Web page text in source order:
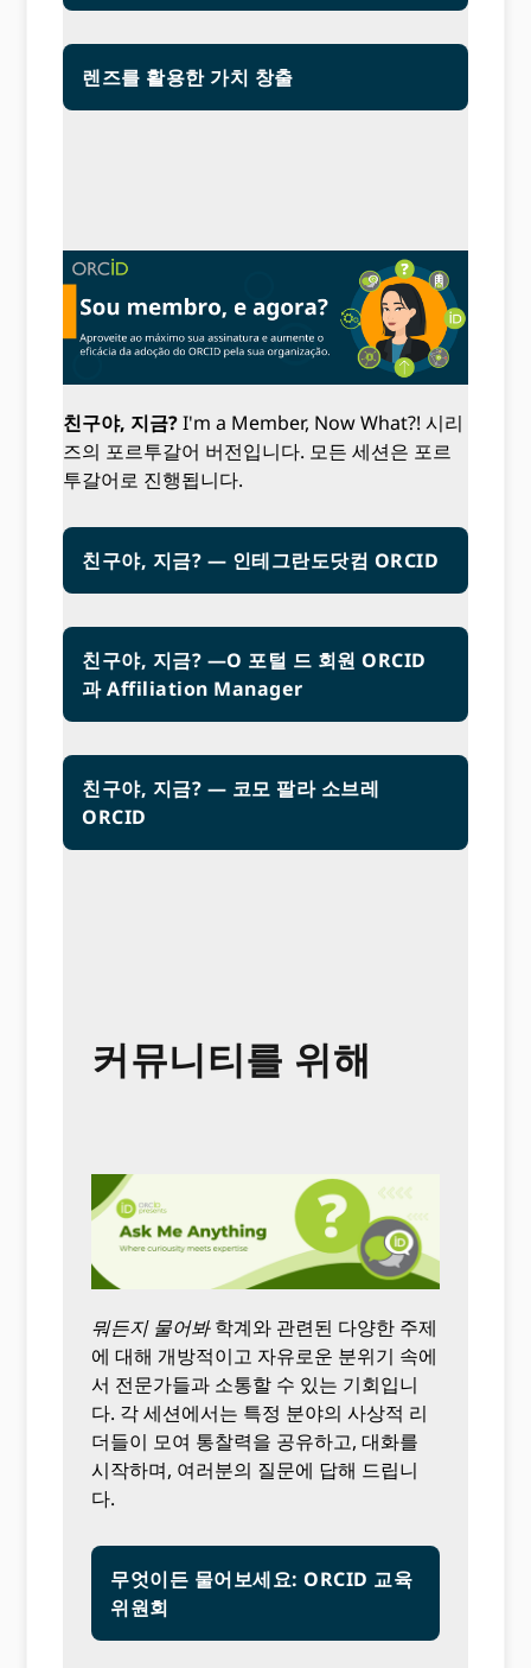
렌즈를 활용한 가치 창출
친구야, 지금?I'm a Member, Now What?! 시리
즈의 포르투갈어 버전입니다. 모든 세션은 포르
투갈어로 진행됩니다.
친구야, 지금? — 인테그란도닷컴 ORCID
친구야, 지금? —O 포털 드 회원 ORCID
과 Affiliation Manager
친구야, 지금? — 코모 팔라 소브레
ORCID
커뮤니티를 위해
뭐든지 물어봐학계와 관련된 다양한 주제
에 대해 개방적이고 자유로운 분위기 속에
서 전문가들과 소통할 수 있는 기회입니
다. 각 세션에서는 특정 분야의 사상적 리
더들이 모여 통찰력을 공유하고, 대화를
시작하며, 여러분의 질문에 답해 드립니
다.
무엇이든 물어보세요: ORCID 교육
위원회